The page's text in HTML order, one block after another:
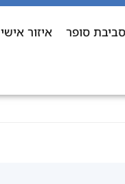
סביבת סופר איזור אישי